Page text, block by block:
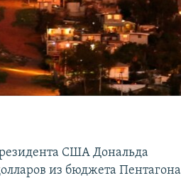
США Дональда
из бюджета Пентагона